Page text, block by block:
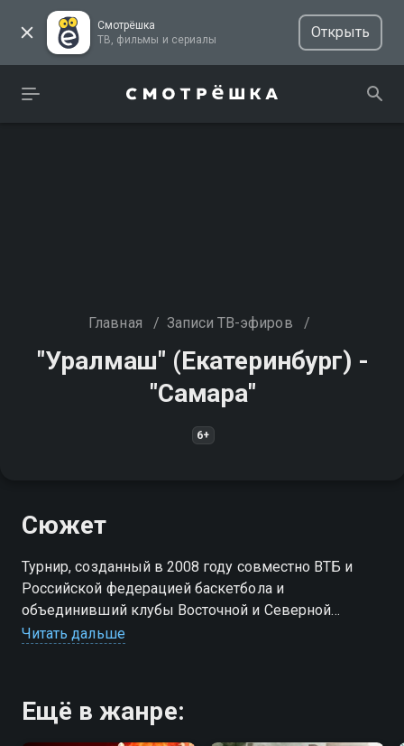
Смотрёшка
ТВ, фильмы и сериалы
Открыть
Главная / Записи ТВ-эфиров /
"Уралмаш" (Екатеринбург) -
"Самара"
6+
Сюжет
Турнир, созданный в 2008 году совместно ВТБ и
Российской федерацией баскетбола и
объединивший клубы Восточной и Северной
Европы. Является официальным соревнованием
Читать дальше
Ещё в жанре: